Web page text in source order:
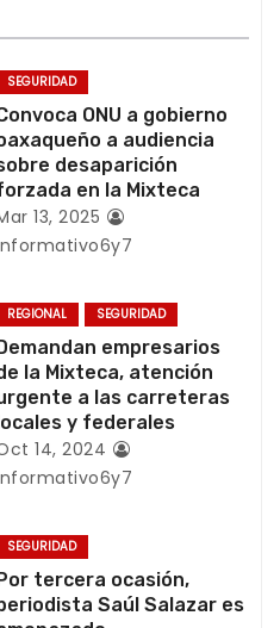
SEGURIDAD
ONU a gobierno
a audiencia
desaparición
en la Mixteca
13, 2025
REGIONAL SEGURIDAD
empresarios
la Mixteca, atención
a las carreteras
y federales
14, 2024
SEGURIDAD
tercera ocasión,
Saúl Salazar es